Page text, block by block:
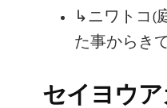
↳ニワトコ(
た事からき
セイヨウ